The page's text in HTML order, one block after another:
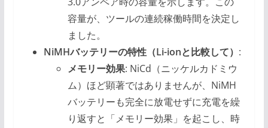
容量が、ツールの連続稼働時間を決定し
ました。
NiMHバッテリーの特性（Li-ionと比較して） :
メモリー効果: NiCd（ニッケルカドミウ
ム）ほど顕著ではありませんが、NiMH
バッテリーも完全に放電せずに充電を繰
り返すと「メモリー効果」を起こし、時